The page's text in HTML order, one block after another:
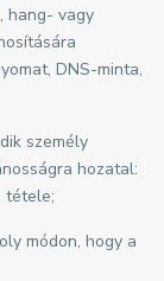
hang- vagy
DNS-minta,
személy
hozatal:
tétele;
módon, hogy a